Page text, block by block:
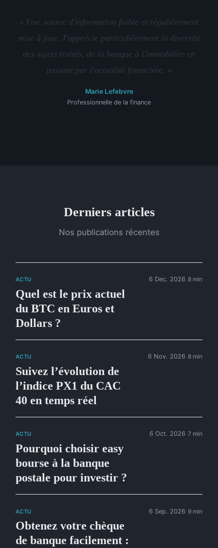
« Une source d'information fiable et régulièrement
mise à jour. J'apprécie particulièrement la diversité
des sujets traités, de la banque à l'immobilier en
passant par l'actualité financière. »
Marie Lefebvre
Professionnelle de la finance
Derniers articles
Nos publications récentes
ACTU
Quel est le prix actuel
du BTC en Euros et
Dollars ?
6 Dec. 2026 8 min
ACTU
Suivez l’évolution de
l’indice PX1 du CAC
40 en temps réel
6 Nov. 2026 8 min
ACTU
Pourquoi choisir easy
bourse à la banque
postale pour investir ?
6 Oct. 2026 7 min
ACTU
Obtenez votre chèque
de banque facilement :
6 Sep. 2026 9 min